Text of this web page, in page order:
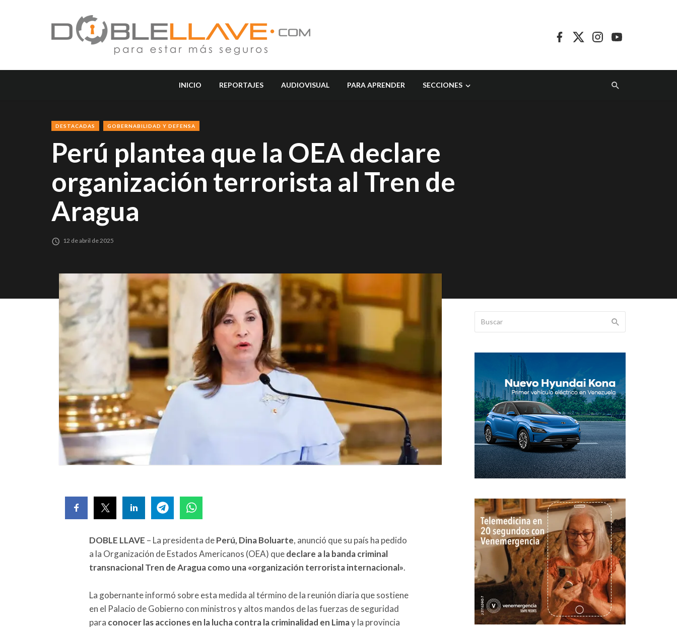
INICIO REPORTAJES AUDIOVISUAL PARA APRENDER SECCIONES
DESTACADAS GOBERNABILIDAD Y DEFENSA
Perú plantea que la OEA declare
organización terrorista al Tren de
Aragua
12 de abril de 2025
DOBLE LLAVE – La presidenta dePerú, Dina Boluarte, anunció que su país ha pedido
a la Organización de Estados Americanos (OEA) quedeclare a la banda criminal
transnacional Tren de Aragua como una «organización terrorista internacional».
La gobernante informó sobre esta medida al término de la reunión diaria que sostiene
en el Palacio de Gobierno con ministros y altos mandos de las fuerzas de seguridad
para conocer las acciones en la lucha contra la criminalidad en Limay la provincia